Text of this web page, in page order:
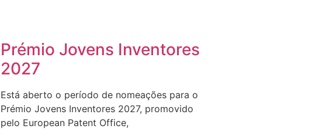
Prémio Jovens Inventores
2027
Está aberto o período de nomeações para o
Prémio Jovens Inventores 2027, promovido
pelo European Patent Office,